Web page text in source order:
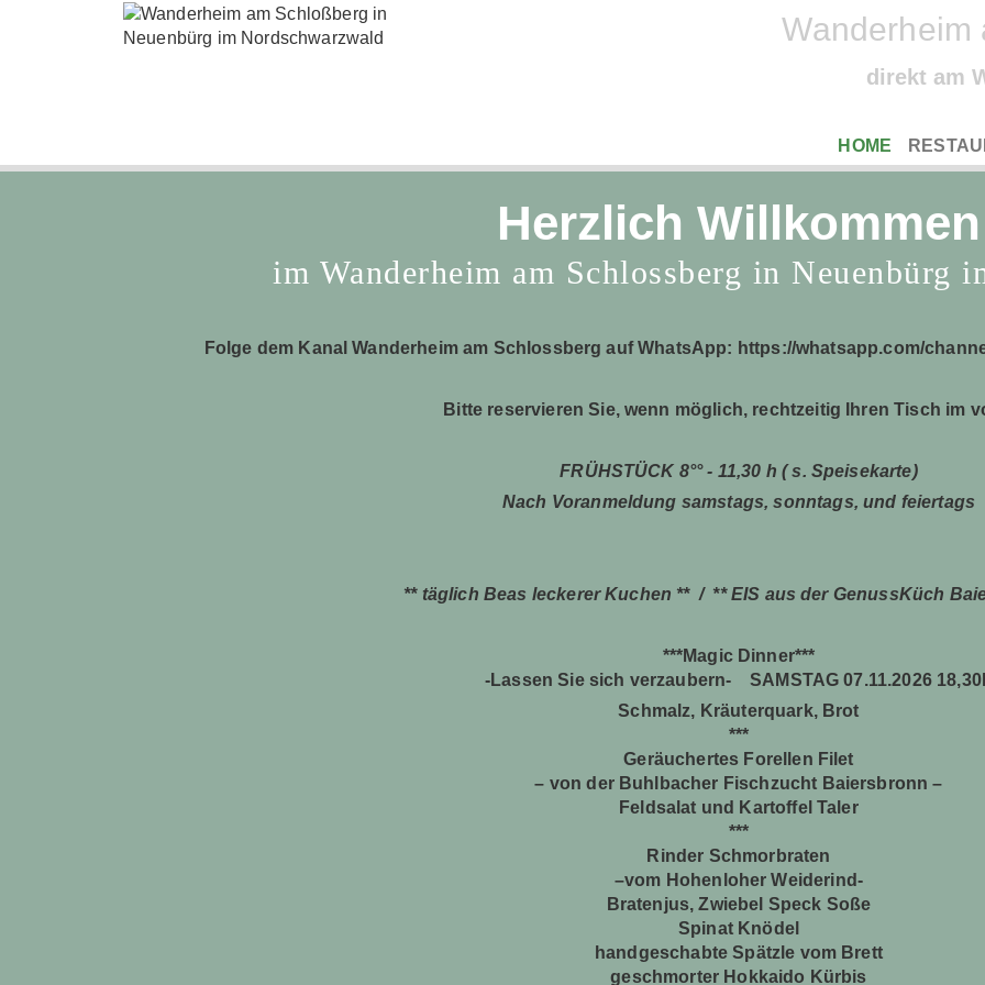
Wanderheim
direkt am
NAVIGATION
ÜBERSPRINGEN
HOME
Herzlich Willkommen
im Wanderheim am Schlossberg in Neuenbürg
Folge dem Kanal Wanderheim am Schlossberg auf WhatsApp: https://whatsapp.com/
Bitte reservieren Sie, wenn möglich, rechtzeitig Ihren Tisch im
FRÜHSTÜCK 8°° - 11,30 h ( s. Speisekarte)
Nach Voranmeldung samstags, sonntags, und feiertags
** täglich Beas leckerer Kuchen ** / ** EIS aus der GenussKüch
***Magic Dinner***
-Lassen Sie sich verzaubern- SAMSTAG 07.11.2026
Schmalz, Kräuterquark, Brot
***
Geräuchertes Forellen Filet
– von der Buhlbacher Fischzucht Baiersbronn –
Feldsalat und Kartoffel Taler
***
Rinder Schmorbraten
–vom Hohenloher Weiderind-
Bratenjus, Zwiebel Speck Soße
Spinat Knödel
handgeschabte Spätzle vom Brett
geschmorter Hokkaido Kürbis